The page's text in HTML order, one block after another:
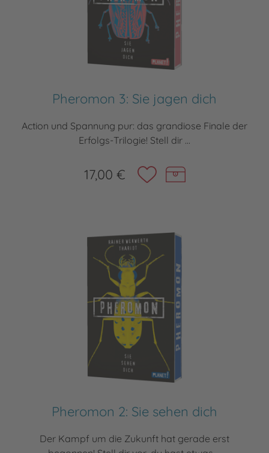
Pheromon 3: Sie jagen dich
Action und Spannung pur: das grandiose Finale der
Erfolgs-Trilogie! Stell dir ...
17,00 €
Pheromon 2: Sie sehen dich
Der Kampf um die Zukunft hat gerade erst